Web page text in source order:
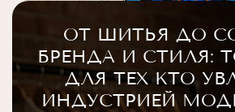
ОТ ШИТЬЯ ДО
БРЕНДА И СТИЛЯ:
ДЛЯ ТЕХ КТО
ИНДУСТРИЕЙ